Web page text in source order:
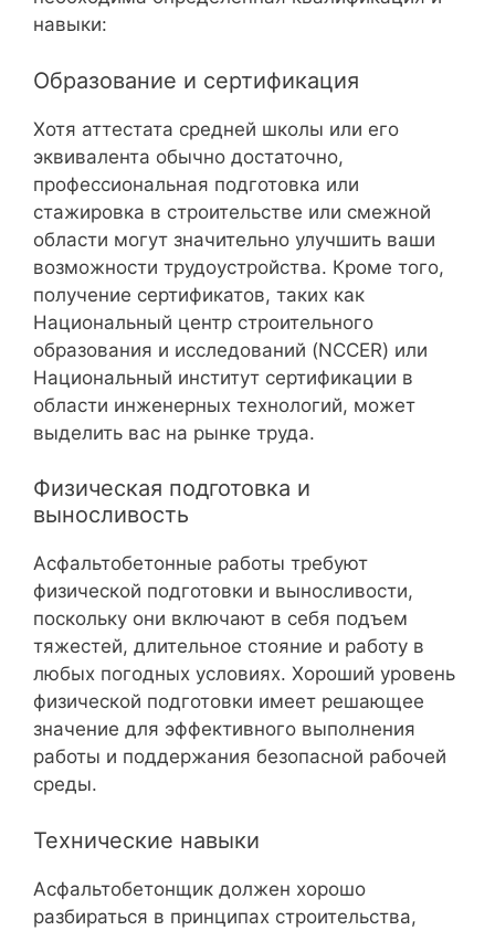
навыки:
Образование и сертификация
Хотя аттестата средней школы или его
эквивалента обычно достаточно,
профессиональная подготовка или
стажировка в строительстве или смежной
области могут значительно улучшить ваши
возможности трудоустройства. Кроме того,
получение сертификатов, таких как
Национальный центр строительного
образования и исследований (NCCER) или
Национальный институт сертификации в
области инженерных технологий, может
выделить вас на рынке труда.
Физическая подготовка и
выносливость
Асфальтобетонные работы требуют
физической подготовки и выносливости,
поскольку они включают в себя подъем
тяжестей, длительное стояние и работу в
любых погодных условиях. Хороший уровень
физической подготовки имеет решающее
значение для эффективного выполнения
работы и поддержания безопасной рабочей
среды.
Технические навыки
Асфальтобетонщик должен хорошо
разбираться в принципах строительства,